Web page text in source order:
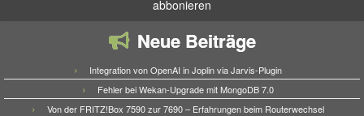
Neue Beiträge
Integration von OpenAI in Joplin via Jarvis-Plugin
Fehler bei Wekan-Upgrade mit MongoDB 7.0
Von der FRITZ!Box 7590 zur 7690 – Erfahrungen beim Routerwechsel